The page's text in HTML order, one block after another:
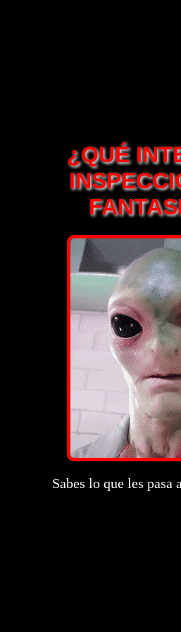
¿QUÉ
Sabes lo que les pasa